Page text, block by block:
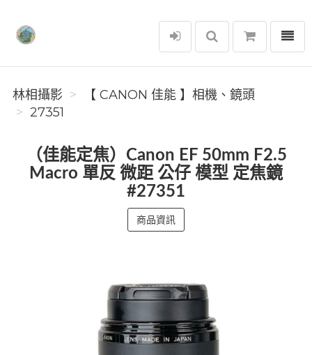
林相攝影
選單
林相攝影
【 CANON 佳能 】相機、鏡頭
27351
（佳能定焦）Canon EF 50mm F2.5
Macro 單反 微距 公仔 模型 定焦鏡
#27351
商品資訊